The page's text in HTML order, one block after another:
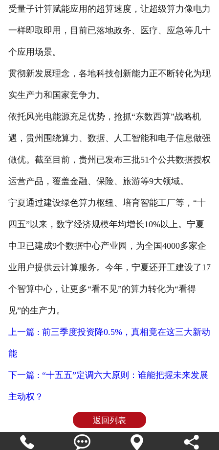
受量子计算赋能应用的超算速度，让超级算力像电力
一样即取即用，目前已落地政务、医疗、应急等几十
个应用场景。
贯彻新发展理念，各地科技创新能力正不断转化为现
实生产力和国家竞争力。
依托风光电能源充足优势，抢抓“东数西算”战略机
遇，贵州围绕算力、数据、人工智能和电子信息做强
做优。截至目前，贵州已发布三批51个公共数据授权
运营产品，覆盖金融、保险、旅游等9大领域。
宁夏通过建设绿色算力枢纽、培育智能工厂等，“十
四五”以来，数字经济规模年均增长10%以上。宁夏
中卫已建成9个数据中心产业园，为全国4000多家企
业用户提供云计算服务。今年，宁夏还开工建设了17
个智算中心，让更多“看不见”的算力转化为“看得
见”的生产力。
上一篇 : 前三季度投资降0.5%，真相竟在这三大新动
能
下一篇 : “十五五”定调六大原则：谁能把握未来发展
主动权？
返回列表
   